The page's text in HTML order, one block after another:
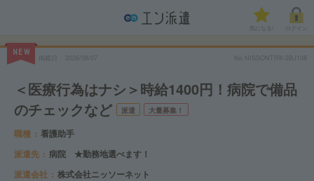
気になる!
NEW
No.NISSONTRK-2BJ108
＜医療行為はナシ＞時給1400円！病院で備品
のチェックなど
派遣 大量募集！
職種
看護助手
派遣先
病院 ★勤務地選べます！
派遣会社
株式会社ニッソーネット